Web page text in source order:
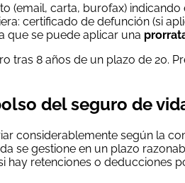
(email, carta, burofax)
certificado de defunción (si
que se puede aplicar una
tras 8 años de un plazo de 20.
del seguro de
considerablemente según la
se gestione en un plazo
hay retenciones o deducciones